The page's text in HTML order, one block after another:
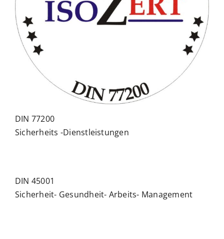
DIN 77200
Sicherheits -Dienstleistungen
DIN 45001
Sicherheit- Gesundheit- Arbeits- Management